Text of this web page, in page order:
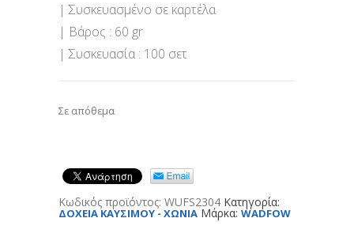
| Συσκευασμένο σε καρτέλα
| Βάρος : 60 gr
| Συσκευασία : 100 σετ
Σε απόθεμα
Κωδικός προϊόντος: WUFS2304 Κατηγορία:
ΔΟΧΕΙΑ ΚΑΥΣΙΜΟΥ - ΧΩΝΙΑ Μάρκα: WADFOW